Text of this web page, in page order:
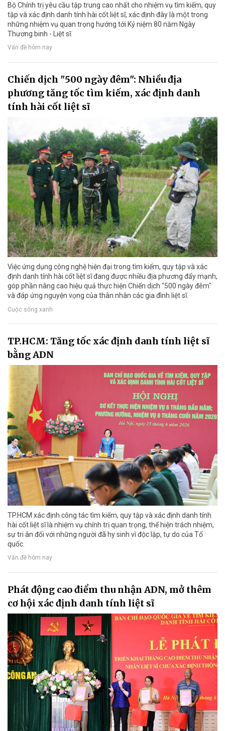
Bộ Chính trị yêu cầu tập trung cao nhất cho nhiệm vụ tìm kiếm, quy
tập và xác định danh tính hài cốt liệt sĩ, xác định đây là một trong
những nhiệm vụ quan trọng hướng tới Kỷ niệm 80 năm Ngày
Thương binh - Liệt sĩ.
Vấn đề hôm nay
Chiến dịch "500 ngày đêm": Nhiều địa
phương tăng tốc tìm kiếm, xác định danh
tính hài cốt liệt sĩ
Việc ứng dụng công nghệ hiện đại trong tìm kiếm, quy tập và xác
định danh tính hài cốt liệt sĩ đang được nhiều địa phương đẩy mạnh,
góp phần nâng cao hiệu quả thực hiện Chiến dịch "500 ngày đêm"
và đáp ứng nguyện vọng của thân nhân các gia đình liệt sĩ.
Cuộc sống xanh
TP.HCM: Tăng tốc xác định danh tính liệt sĩ
bằng ADN
TP.HCM xác định công tác tìm kiếm, quy tập và xác định danh tính
hài cốt liệt sĩ là nhiệm vụ chính trị quan trọng, thể hiện trách nhiệm,
sự tri ân đối với những người đã hy sinh vì độc lập, tự do của Tổ
quốc.
Vấn đề hôm nay
Phát động cao điểm thu nhận ADN, mở thêm
cơ hội xác định danh tính liệt sĩ